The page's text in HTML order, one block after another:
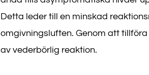
Detta leder till en minskad
omgivningsluften. Genom att
av vederbörlig reaktion.